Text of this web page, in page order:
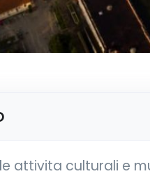
attivita culturali e